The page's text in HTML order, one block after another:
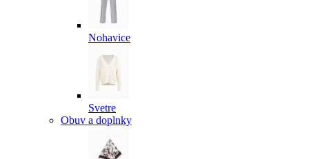
Nohavice
Svetre
Obuv a doplnky